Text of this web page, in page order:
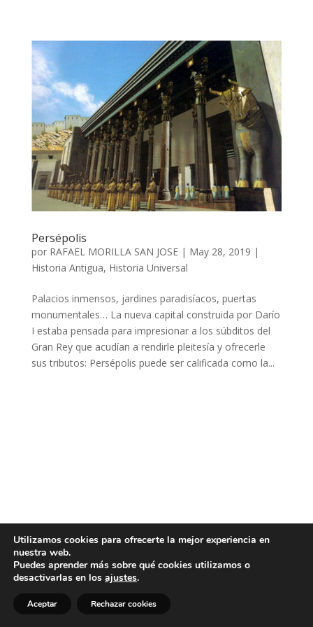
Persépolis
por RAFAEL MORILLA SAN JOSE| May 28, 2019 |
Historia Antigua, Historia Universal
Palacios inmensos, jardines paradisíacos, puertas
monumentales… La nueva capital construida por Darío
I estaba pensada para impresionar a los súbditos del
Gran Rey que acudían a rendirle pleitesía y ofrecerle
sus tributos: Persépolis puede ser calificada como la...
Utilizamos cookies para ofrecerte la mejor experiencia en
nuestra web.
Puedes aprender más sobre qué cookies utilizamos o
desactivarlas en los ajustes.
Aceptar Rechazar cookies